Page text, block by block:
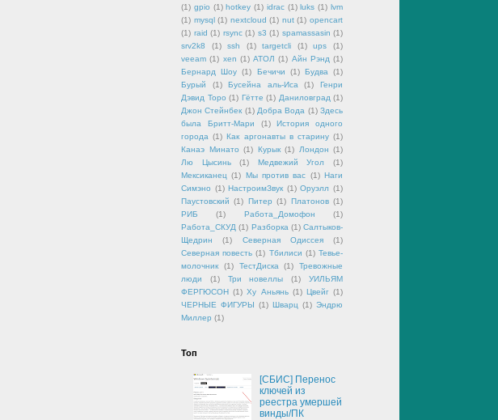
(1) gpio (1) hotkey (1) idrac (1) luks (1) lvm
(1) mysql (1) nextcloud (1) nut (1) opencart
(1) raid (1) rsync (1) s3 (1) spamassasin (1)
srv2k8
(1) ssh (1) targetcli (1) ups
(1)
veeam (1) xen (1) АТОЛ (1) Айн Рэнд (1)
Бернард Шоу (1) Бечичи (1) Будва (1)
Бурый
(1) Бусейна аль-Иса (1)
Генри
Дэвид Торо (1) Гётте (1) Даниловград (1)
Джон Стейнбек (1) Добра Вода (1) Здесь
была Бритт-Мари
(1)
История одного
города (1) Как аргонавты в старину (1)
Канаэ Минато (1) Курык (1) Лондон (1)
Лю Цысинь
(1) Медвежий Угол
(1)
Мексиканец (1) Мы против вас (1) Наги
Симэно (1) НастроимЗвук (1) Оруэлл (1)
Паустовский (1) Питер (1) Платонов (1)
РИБ
(1) Работа_Домофон
(1)
Работа_СКУД (1) Разборка (1) Салтыков-
Щедрин
(1) Северная Одиссея
(1)
Северная повесть (1) Тбилиси (1) Тевье-
молочник
(1) ТестДиска (1)
Тревожные
люди
(1) Три новеллы (1)
УИЛЬЯМ
ФЕРГЮСОН (1) Ху Аньянь (1) Цвейг (1)
ЧЕРНЫЕ ФИГУРЫ
(1) Шварц (1) Эндрю
Миллер (1)
Топ
[СБИС] Перенос
ключей из
реестра умершей
винды/ПК